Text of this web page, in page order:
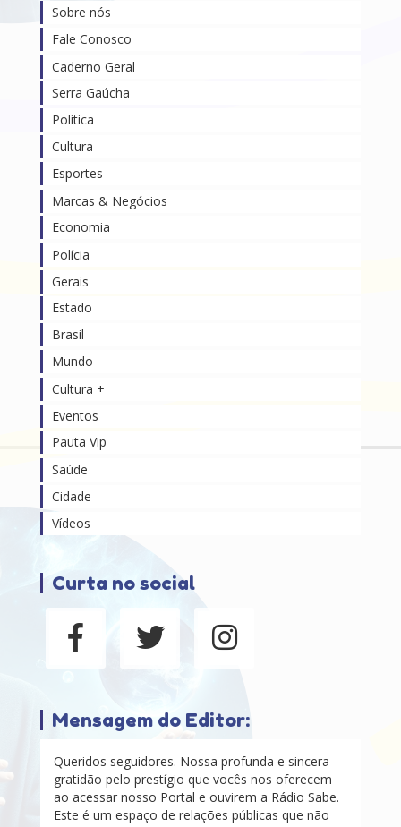
Sobre nós
Fale Conosco
Caderno Geral
Serra Gaúcha
Política
Cultura
Esportes
Marcas & Negócios
Economia
Polícia
Gerais
Estado
Brasil
Mundo
Cultura +
Eventos
Pauta Vip
Saúde
Cidade
Vídeos
Curta no social
Mensagem do Editor:
Queridos seguidores. Nossa profunda e sincera
gratidão pelo prestígio que vocês nos oferecem
ao acessar nosso Portal e ouvirem a Rádio Sabe.
Este é um espaço de relações públicas que não